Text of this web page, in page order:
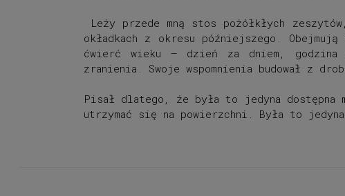
Leży przede mną stos pożółkłych
okładkach z okresu późniejszego.
ćwierć wieku – dzień za dniem,
zranienia. Swoje wspomnienia budował z
Pisał dlatego, że była to jedyna
utrzymać się na powierzchni. Była to jedyna